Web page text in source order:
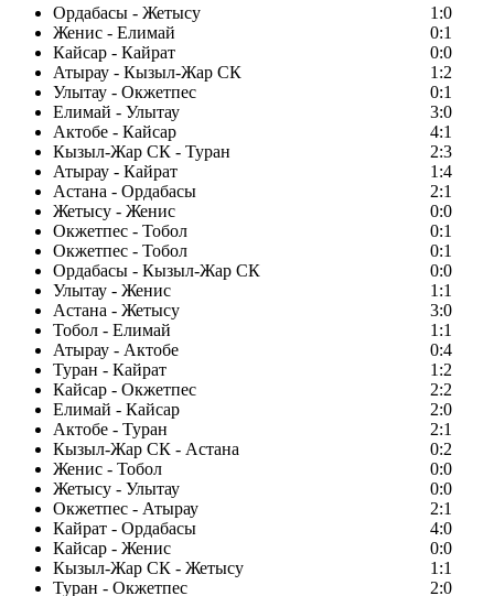
Ордабасы - Жетысу
1:0
Женис - Елимай
0:1
Кайсар - Кайрат
0:0
Атырау - Кызыл-Жар СК
1:2
Улытау - Окжетпес
0:1
Елимай - Улытау
3:0
Актобе - Кайсар
4:1
Кызыл-Жар СК - Туран
2:3
Атырау - Кайрат
1:4
Астана - Ордабасы
2:1
Жетысу - Женис
0:0
Окжетпес - Тобол
0:1
Окжетпес - Тобол
0:1
Ордабасы - Кызыл-Жар СК
0:0
Улытау - Женис
1:1
Астана - Жетысу
3:0
Тобол - Елимай
1:1
Атырау - Актобе
0:4
Туран - Кайрат
1:2
Кайсар - Окжетпес
2:2
Елимай - Кайсар
2:0
Актобе - Туран
2:1
Кызыл-Жар СК - Астана
0:2
Женис - Тобол
0:0
Жетысу - Улытау
0:0
Окжетпес - Атырау
2:1
Кайрат - Ордабасы
4:0
Кайсар - Женис
0:0
Кызыл-Жар СК - Жетысу
1:1
Туран - Окжетпес
2:0